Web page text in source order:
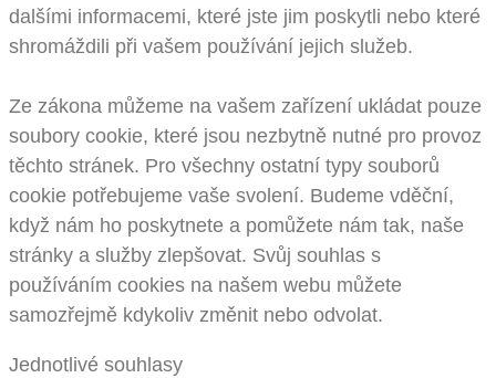
dalšími informacemi, které jste jim poskytli nebo které
shromáždili při vašem používání jejich služeb.
Ze zákona můžeme na vašem zařízení ukládat pouze
soubory cookie, které jsou nezbytně nutné pro provoz
těchto stránek. Pro všechny ostatní typy souborů
cookie potřebujeme vaše svolení. Budeme vděční,
když nám ho poskytnete a pomůžete nám tak, naše
stránky a služby zlepšovat. Svůj souhlas s
používáním cookies na našem webu můžete
samozřejmě kdykoliv změnit nebo odvolat.
Jednotlivé souhlasy